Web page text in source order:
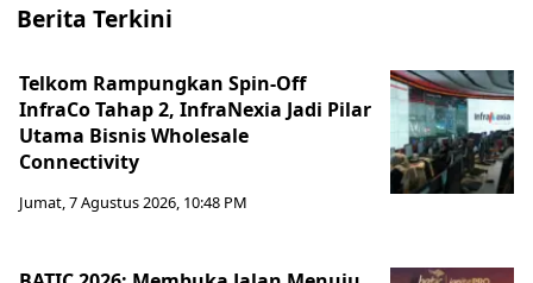
Berita Terkini
Telkom Rampungkan Spin-Off
InfraCo Tahap 2, InfraNexia Jadi Pilar
Utama Bisnis Wholesale
Connectivity
Jumat, 7 Agustus 2026, 10:48 PM